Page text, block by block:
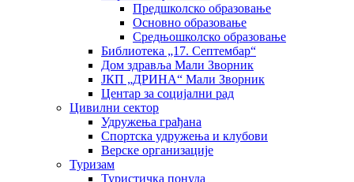
Предшколско образовање
Основно образовање
Средњошколско образовање
Библиотека „17. Септембар“
Дом здравља Мали Зворник
ЈКП „ДРИНА“ Мали Зворник
Центар за социјални рад
Цивилни сектор
Удружења грађана
Спортска удружења и клубови
Верске организације
Туризам
Туристичка понуда